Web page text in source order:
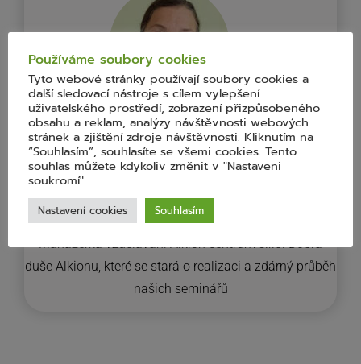
Jana Kreuzmannová
duše Alkionu, které se stará o realizaci a zdárný průběh
našich seminářů
Používáme soubory cookies
Tyto webové stránky používají soubory cookies a
další sledovací nástroje s cílem vylepšení
uživatelského prostředí, zobrazení přizpůsobeného
obsahu a reklam, analýzy návštěvnosti webových
stránek a zjištění zdroje návštěvnosti. Kliknutím na
“Souhlasím”, souhlasíte se všemi cookies. Tento
souhlas můžete kdykoliv změnit v "Nastaveni
soukromí" .
Nastavení cookies Souhlasím